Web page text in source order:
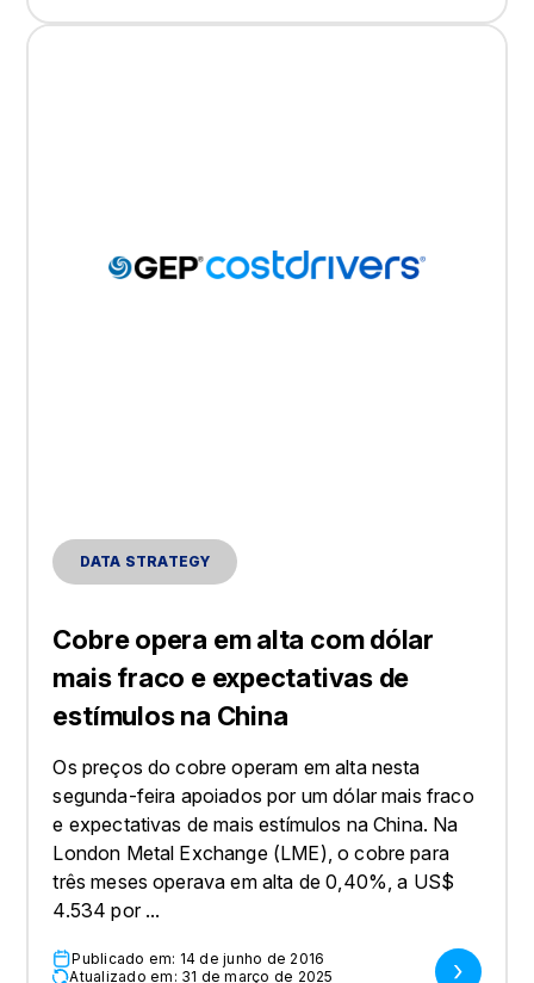
DATA STRATEGY
Cobre opera em alta com dólar
mais fraco e expectativas de
estímulos na China
Os preços do cobre operam em alta nesta
segunda-feira apoiados por um dólar mais fraco
e expectativas de mais estímulos na China. Na
London Metal Exchange (LME), o cobre para
três meses operava em alta de 0,40%, a US$
4.534 por ...
Publicado em: 14 de junho de 2016
Atualizado em: 31 de março de 2025